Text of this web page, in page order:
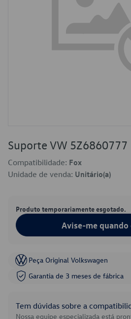
Suporte VW 5Z6860777
Compatibilidade: Fox
Unidade de venda: Unitário(a)
Produto temporariamente esgotado.
Avise-me quando
Peça Original Volkswagen
Garantia de 3 meses de fábrica
Tem dúvidas sobre a
Nossa equipe especializada está